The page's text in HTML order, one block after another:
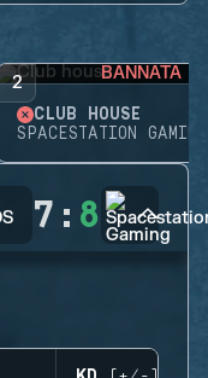
2 BANNATA
CLUB HOUSE
SPACESTATION GAMING
7 : 8